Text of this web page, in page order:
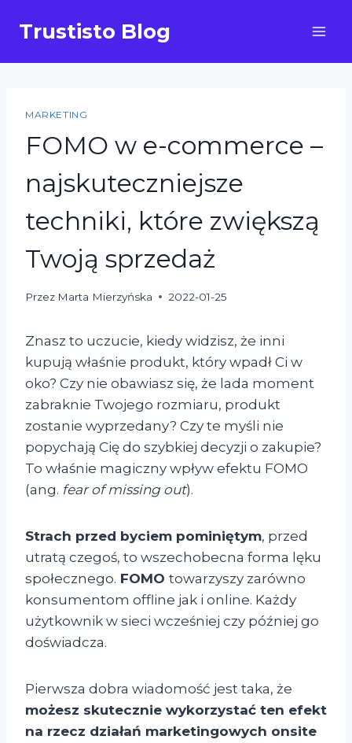
Trustisto Blog
MARKETING
FOMO w e-commerce –
najskuteczniejsze
techniki, które zwiększą
Twoją sprzedaż
Przez Marta Mierzyńska 2022-01-25
Znasz to uczucie, kiedy widzisz, że inni
kupują właśnie produkt, który wpadł Ci w
oko? Czy nie obawiasz się, że lada moment
zabraknie Twojego rozmiaru, produkt
zostanie wyprzedany? Czy te myśli nie
popychają Cię do szybkiej decyzji o zakupie?
To właśnie magiczny wpływ efektu FOMO
(ang. fear of missing out).
Strach przed byciem pominiętym, przed
utratą czegoś, to wszechobecna forma lęku
społecznego. FOMO towarzyszy zarówno
konsumentom offline jak i online. Każdy
użytkownik w sieci wcześniej czy później go
doświadcza.
Pierwsza dobra wiadomość jest taka, że
możesz skutecznie wykorzystać ten efekt
na rzecz działań marketingowych onsite